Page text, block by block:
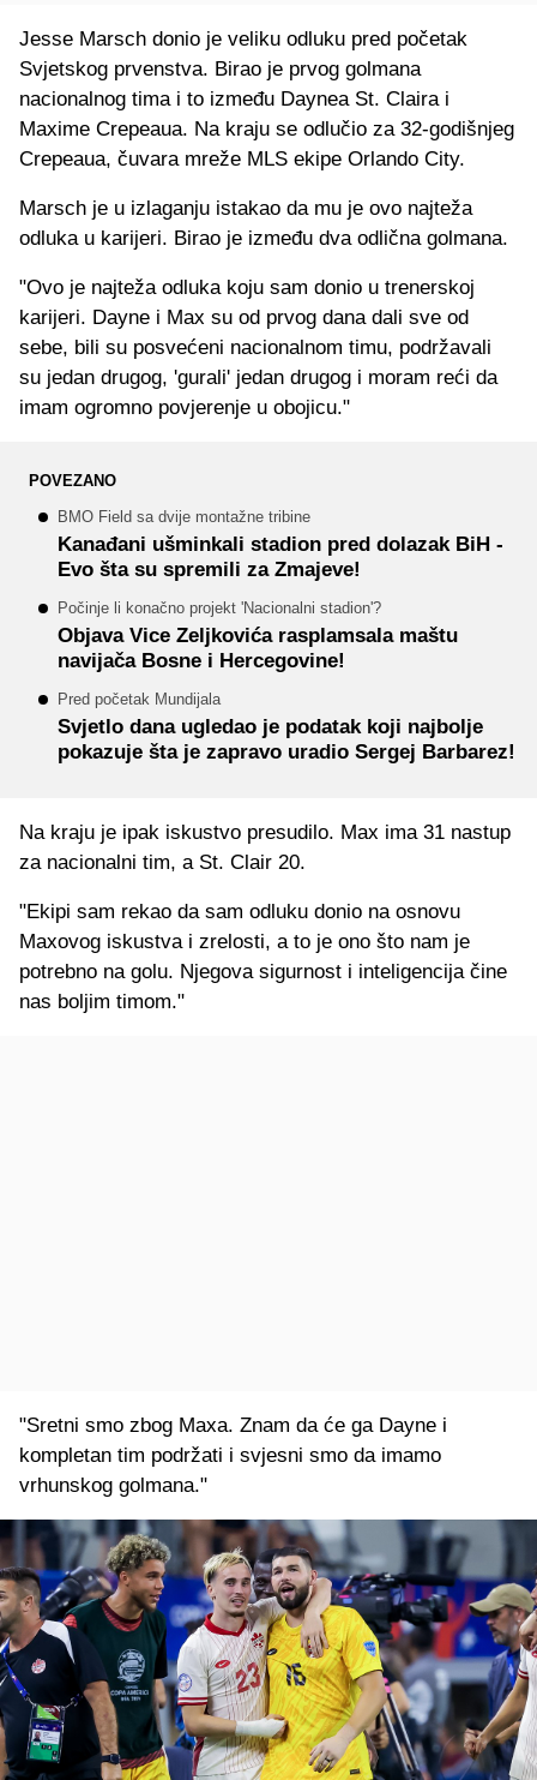
Jesse Marsch donio je veliku odluku pred početak
Svjetskog prvenstva. Birao je prvog golmana
nacionalnog tima i to između Daynea St. Claira i
Maxime Crepeaua. Na kraju se odlučio za 32-godišnjeg
Crepeaua, čuvara mreže MLS ekipe Orlando City.
Marsch je u izlaganju istakao da mu je ovo najteža
odluka u karijeri. Birao je između dva odlična golmana.
"Ovo je najteža odluka koju sam donio u trenerskoj
karijeri. Dayne i Max su od prvog dana dali sve od
sebe, bili su posvećeni nacionalnom timu, podržavali
su jedan drugog, 'gurali' jedan drugog i moram reći da
imam ogromno povjerenje u obojicu."
POVEZANO
BMO Field sa dvije montažne tribine
Kanađani ušminkali stadion pred dolazak BiH -
Evo šta su spremili za Zmajeve!
Počinje li konačno projekt 'Nacionalni stadion'?
Objava Vice Zeljkovića rasplamsala maštu
navijača Bosne i Hercegovine!
Pred početak Mundijala
Svjetlo dana ugledao je podatak koji najbolje
pokazuje šta je zapravo uradio Sergej Barbarez!
Na kraju je ipak iskustvo presudilo. Max ima 31 nastup
za nacionalni tim, a St. Clair 20.
"Ekipi sam rekao da sam odluku donio na osnovu
Maxovog iskustva i zrelosti, a to je ono što nam je
potrebno na golu. Njegova sigurnost i inteligencija čine
nas boljim timom."
"Sretni smo zbog Maxa. Znam da će ga Dayne i
kompletan tim podržati i svjesni smo da imamo
vrhunskog golmana."